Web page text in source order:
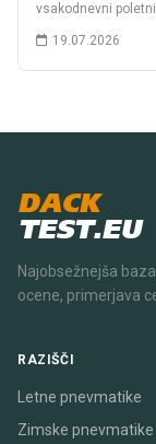
vsakodnevni
19.07.2026
DACK
TEST.EU
Najobsežnejša
ocene, primerjava
RAZIŠČI
Letne pnevmatike
Zimske pnevmatike